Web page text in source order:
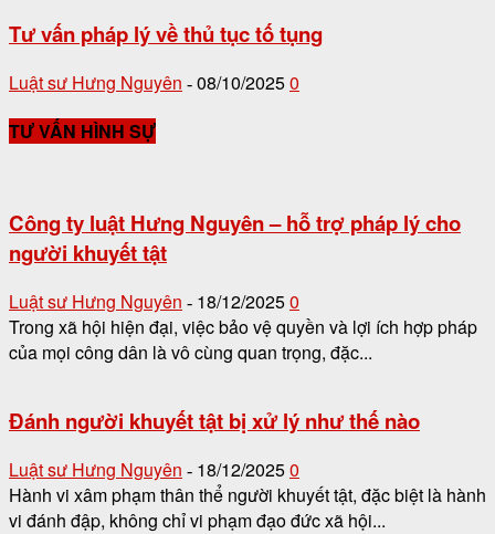
Tư vấn pháp lý về thủ tục tố tụng
Luật sư Hưng Nguyên - 08/10/20250
TƯ VẤN HÌNH SỰ
Công ty luật Hưng Nguyên – hỗ trợ pháp lý cho
người khuyết tật
Luật sư Hưng Nguyên - 18/12/20250
Trong xã hội hiện đại, việc bảo vệ quyền và lợi ích hợp pháp
của mọi công dân là vô cùng quan trọng, đặc...
Đánh người khuyết tật bị xử lý như thế nào
Luật sư Hưng Nguyên - 18/12/20250
Hành vi xâm phạm thân thể người khuyết tật, đặc biệt là hành
vi đánh đập, không chỉ vi phạm đạo đức xã hội...